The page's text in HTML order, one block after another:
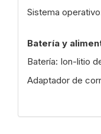
Sistema
Batería y
Batería: Ion-litio
Adaptador de